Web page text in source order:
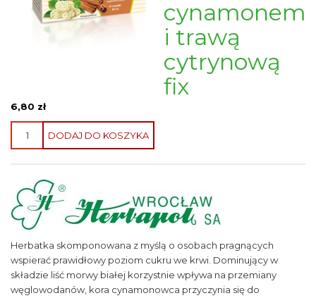
cynamonem
i trawą
cytrynową
fix
6,80 zł
Herbatka
morwy
cynamonem
trawą
cytrynową
fix
DODAJ DO KOSZYKA
Herbatka skomponowana z myślą o osobach pragnących
wspierać prawidłowy poziom cukru we krwi. Dominujący w
składzie liść morwy białej korzystnie wpływa na przemiany
węglowodanów, kora cynamonowca przyczynia się do